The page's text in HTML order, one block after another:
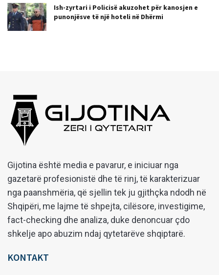
Ish-zyrtari i Policisë akuzohet për kanosjen e
punonjësve të një hoteli në Dhërmi
Gijotina është media e pavarur, e iniciuar nga
gazetarë profesionistë dhe të rinj, të karakterizuar
nga paanshmëria, që sjellin tek ju gjithçka ndodh në
Shqipëri, me lajme të shpejta, cilësore, investigime,
fact-checking dhe analiza, duke denoncuar çdo
shkelje apo abuzim ndaj qytetarëve shqiptarë.
KONTAKT